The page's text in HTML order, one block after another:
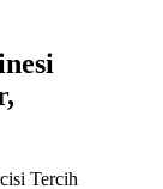
Tercih